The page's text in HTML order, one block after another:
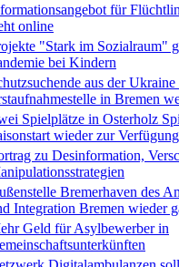
für
online
"Stark im Sozialraum"
bei Kindern
aus der
in Bremen
Spielplätze in Osterholz
wieder zur Verfügung
zu Desinformation,
Bremerhaven des
Integration Bremen wieder
Geld für Asylbewerber in